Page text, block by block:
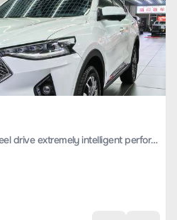
Haval F7x 2021 2.0T four-wheel drive extremely intelligent performance version